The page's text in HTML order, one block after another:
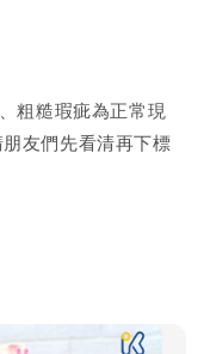
粗糙瑕疵為正常現
友們先看清再下標